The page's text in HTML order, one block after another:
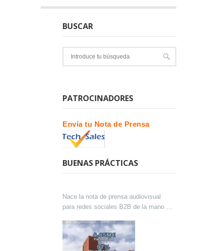
BUSCAR
PATROCINADORES
Envía tu Nota de Prensa
BUENAS PRÁCTICAS
Nace la nota de prensa audiovisual
para redes sociales B2B de la mano de